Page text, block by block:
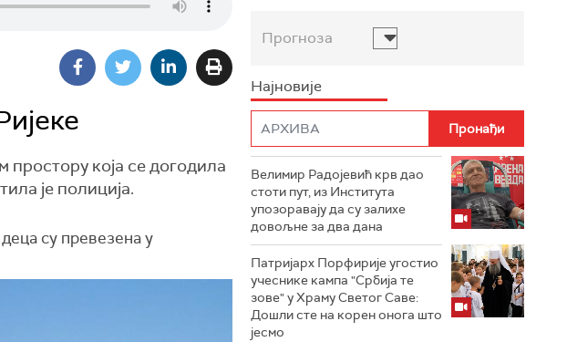
простору која се догодила
је полиција.
су превезена у
Прогноза
Најновије
Велимир Радојевић крв дао
стоти пут, из Института
упозоравају да су залихе
довољне за два дана
Патријарх Порфирије угостио
учеснике кампа "Србија те
зове" у Храму Светог Саве:
Дошли сте на корен онога што
јесмо